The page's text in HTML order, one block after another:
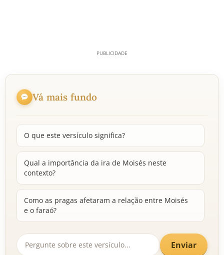
Vá mais fundo
O que este versículo significa?
Qual a importância da ira de Moisés neste
contexto?
Como as pragas afetaram a relação entre Moisés
e o faraó?
Enviar